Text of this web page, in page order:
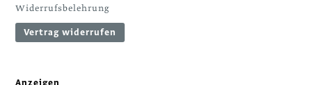
Widerrufsbelehrung
Vertrag widerrufen